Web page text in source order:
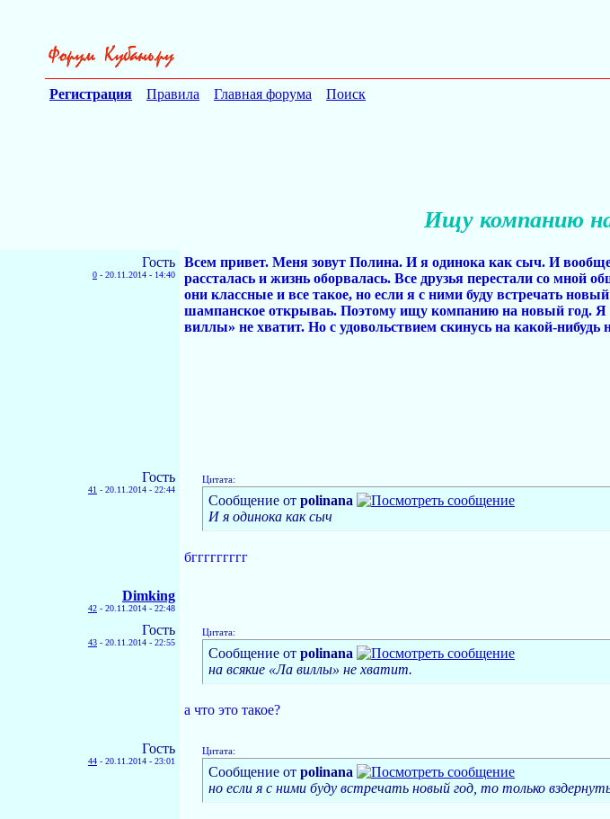
Регистрация Правила Главная форума Поиск
Ищу компанию
Гость
0 - 20.11.2014 - 14:40
Всем привет. Меня зовут Полина. И я одинока как сыч. И
рассталась и жизнь оборвалась. Все друзья перестали со мной
они классные и все такое, но если я с ними буду встречать
шампанское открываь. Поэтому ищу компанию на новый год. Я
виллы» не хватит. Но с удовольствием скинусь на какой-нибудь
Гость
41 - 20.11.2014 - 22:44
Цитата:
Сообщение от polinana
И я одинока как сыч
бггггггггг
Dimking
42 - 20.11.2014 - 22:48
Гость
43 - 20.11.2014 - 22:55
Цитата:
Сообщение от polinana
на всякие «Ла виллы» не хватит.
а что это такое?
Гость
44 - 20.11.2014 - 23:01
Цитата:
Сообщение от polinana
но если я с ними буду встречать новый год, то только